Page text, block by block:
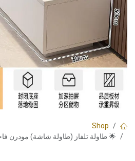
Shop
🌟 طاولة تلفاز (طاولة شاشة) مودرن